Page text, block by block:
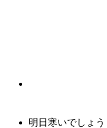
明日寒いでしょう